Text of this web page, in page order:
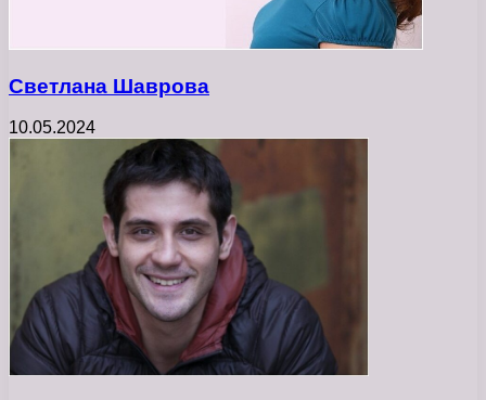
Светлана Шаврова
10.05.2024